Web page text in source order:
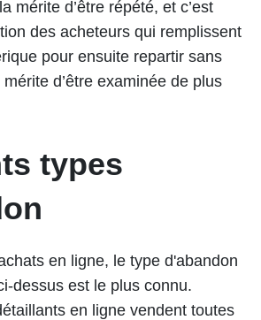
mérite d’être répété, et c’est
des acheteurs qui remplissent
pour ensuite repartir sans
mérite d’être examinée de plus
types
en ligne, le type d'abandon
dessus est le plus connu.
en ligne vendent toutes